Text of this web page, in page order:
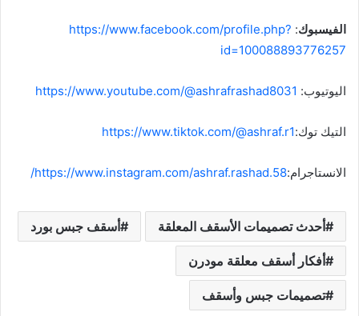
الفيسبوك:
https://www.facebook.com/profile.php?
id=100088893776257
اليوتيوب: https://www.youtube.com/@ashrafrashad8031
التيك توك:https://www.tiktok.com/@ashraf.r1
الانستاجرام:https://www.instagram.com/ashraf.rashad.58/
أحدث تصميمات الأسقف المعلقة أسقف جبس بورد
أفكار أسقف معلقة مودرن
تصميمات جبس وأسقف